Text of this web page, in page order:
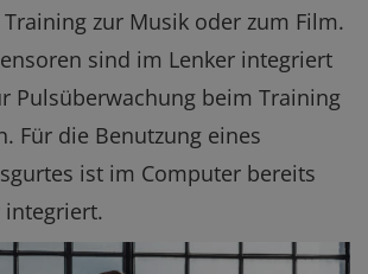
zur Musik oder zum Film.
sind im Lenker integriert
Pulsüberwachung beim Training
Für die Benutzung eines
ist im Computer bereits
integriert.